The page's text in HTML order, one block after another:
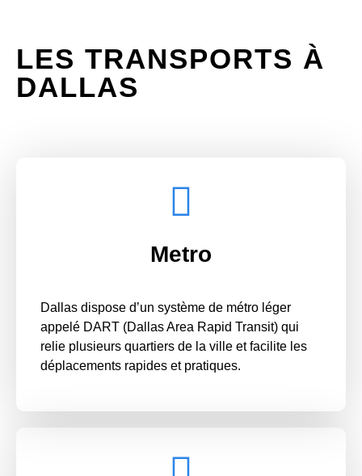
LES TRANSPORTS À
DALLAS
Metro
Dallas dispose d’un système de métro léger
appelé DART (Dallas Area Rapid Transit) qui
relie plusieurs quartiers de la ville et facilite les
déplacements rapides et pratiques.